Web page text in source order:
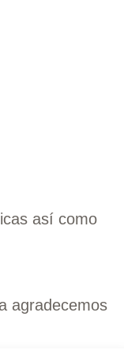
así como
agradecemos